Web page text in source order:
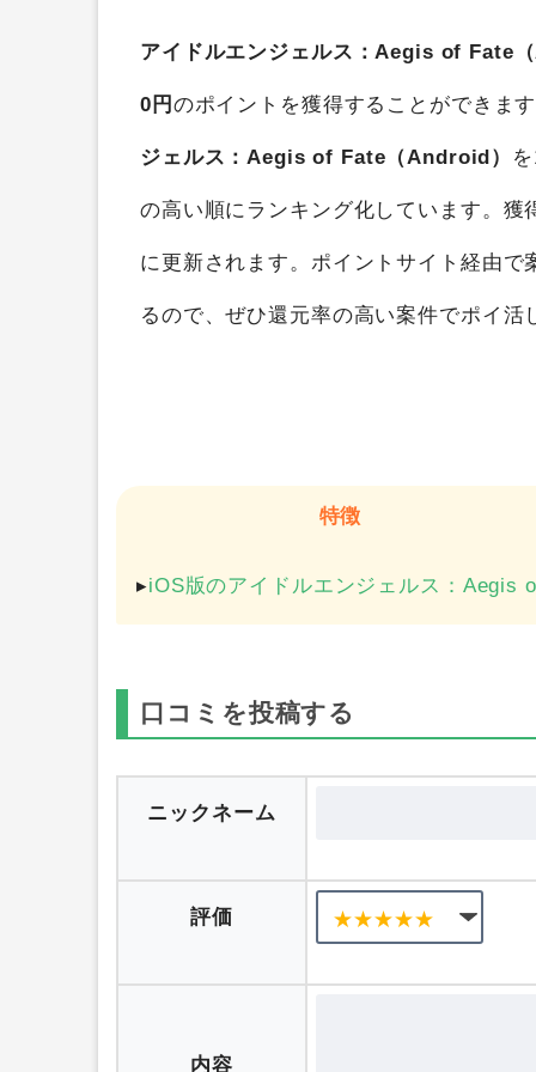
アイドルエンジェルス：Aegis of Fate
0円 のポイントを獲得することができま
ジェルス：Aegis of Fate（Android）
の高い順にランキング化しています。
に更新されます。ポイントサイト経由
るので、ぜひ還元率の高い案件でポイ活
特徴
▸iOS版のアイドルエンジェルス：Aegis
口コミを投稿する
ニックネーム
評価
内容